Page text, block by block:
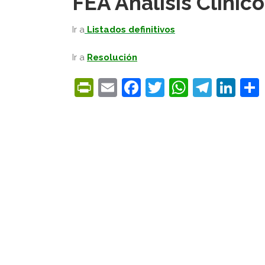
Ir a Listados definitivos
Ir a Resolución
PrintFriendly
EmailFacebook
Twitter